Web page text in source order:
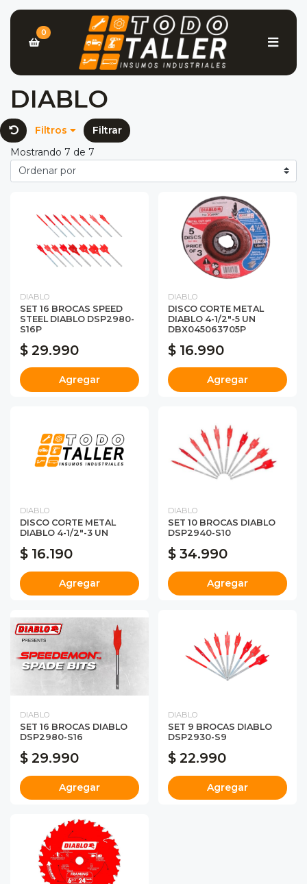
0
DIABLO
Filtros
Filtrar
Mostrando 7 de 7
DIABLO
SET 16 BROCAS SPEED
STEEL DIABLO DSP2980-
S16P
$ 29.990
Agregar
DIABLO
DISCO CORTE METAL
DIABLO 4-1/2"-5 UN
DBX045063705P
$ 16.990
Agregar
DIABLO
DISCO CORTE METAL
DIABLO 4-1/2"-3 UN
$ 16.190
Agregar
DIABLO
SET 10 BROCAS DIABLO
DSP2940-S10
$ 34.990
Agregar
DIABLO
SET 16 BROCAS DIABLO
DSP2980-S16
$ 29.990
Agregar
DIABLO
SET 9 BROCAS DIABLO
DSP2930-S9
$ 22.990
Agregar